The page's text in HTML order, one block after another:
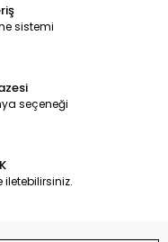
sistemi
seçeneği
iletebilirsiniz.